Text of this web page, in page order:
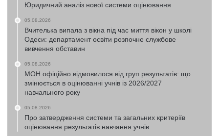
Юридичний аналіз нової системи оцінювання
05.08.2026
Вчителька випала з вікна під час миття вікон у школі
Одеси: департамент освіти розпочне службове
вивчення обставин
05.08.2026
МОН офіційно відмовилося від груп результатів: що
змінюється в оцінюванні учнів із 2026/2027
навчального року
05.08.2026
Про затвердження системи та загальних критеріїв
оцінювання результатів навчання учнів